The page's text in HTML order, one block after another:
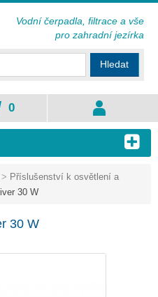
> Příslušenství k osvětlení a
30 W
30 W
Hledat
0
Vodní čerpadla, filtrace a vše
pro zahradní jezírka